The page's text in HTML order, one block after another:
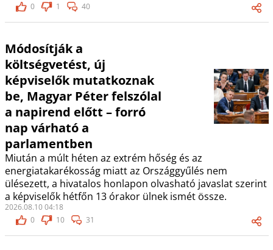
0
1 40
Módosítják a
költségvetést, új
képviselők mutatkoznak
be, Magyar Péter felszólal
a napirend előtt – forró
nap várható a
parlamentben
Miután a múlt héten az extrém hőség és az
energiatakarékosság miatt az Országgyűlés nem
ülésezett, a hivatalos honlapon olvasható javaslat szerint
a képviselők hétfőn 13 órakor ülnek ismét össze.
2026.08.10 04:18
0
10 31